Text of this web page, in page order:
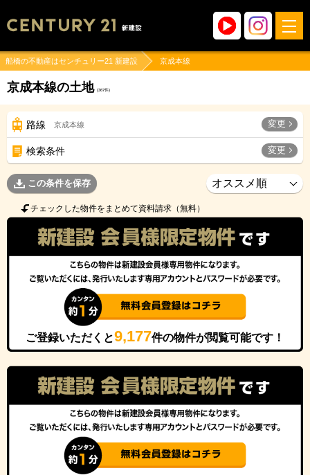
船橋の不動産はセンチュリー21 新建設 京成本線
京成本線の土地 (367件)
路線 京成本線 変更
検索条件 変更
この条件を保存
チェックした物件をまとめて資料請求（無料）
ご登録いただくと9,177件の物件が閲覧可能です！